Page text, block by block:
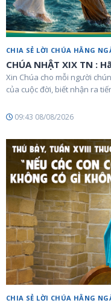
CHIA SẺ LỜI CHÚA HẰNG
CHÚA NHẬT XIX TN :
Xin Chúa cho mỗi người
của cuộc đời, biết nhận ra
09:43 08/08/2026
CHIA SẺ LỜI CHÚA HẰNG